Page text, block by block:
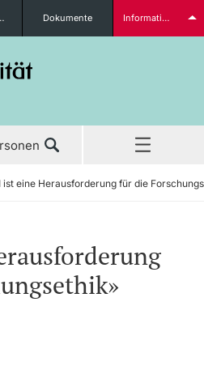
Dokumente Informationen für...
‡ ‡ ‡ ‡ ‡ ‡ ‡ ‡ ‡ ‡ ‡ ‡ ‡ ‡ ‡ ‡ ‡ ‡ ‡ ‡ ‡
ist eine Herausforderung für die